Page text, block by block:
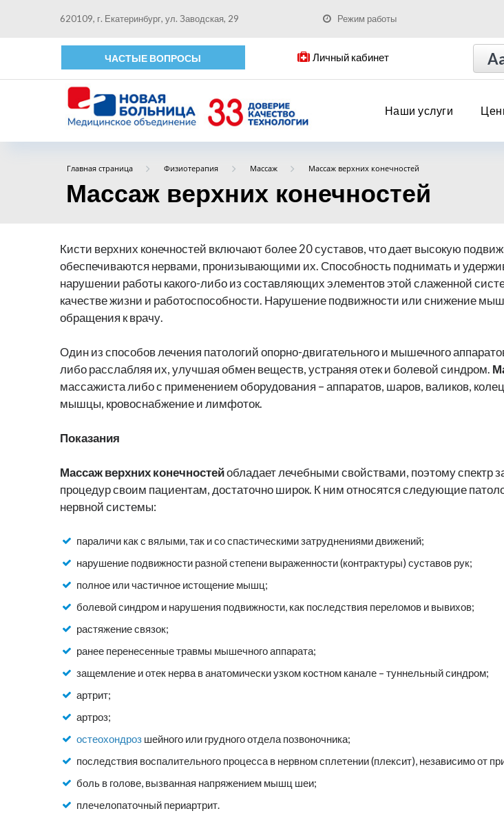
620109, г. Екатеринбург, ул. Заводская, 29 Режим работы
ЧАСТЫЕ ВОПРОСЫ Личный кабинет
Наши услуги
Главная страница Физиотерапия Массаж Массаж верхних конечностей
Массаж верхних конечностей
Кисти верхних конечностей включают более 20 суставов, что дает высокую
обеспечиваются нервами, пронизывающими их. Способность поднимать и
нарушении работы какого-либо из составляющих элементов этой слаженной
качестве жизни и работоспособности. Нарушение подвижности или снижение
обращения к врачу.
Один из способов лечения патологий опорно-двигательного и мышечного
либо расслабляя их, улучшая обмен веществ, устраняя отек и болевой синдром.
массажиста либо с применением оборудования – аппаратов, шаров, валиков,
мышцы, кровоснабжение и лимфоток.
Показания
Массаж верхних конечностейобладает лечебными свойствами, поэтому спектр
процедур своим пациентам, достаточно широк. К ним относятся следующие
нервной системы:
параличи как с вялыми, так и со спастическими затруднениями движений;
нарушение подвижности разной степени выраженности (контрактуры) суставов рук;
полное или частичное истощение мышц;
болевой синдром и нарушения подвижности, как последствия переломов и вывихов;
растяжение связок;
ранее перенесенные травмы мышечного аппарата;
защемление и отек нерва в анатомически узком костном канале – туннельный синдром;
артрит;
артроз;
остеохондроз шейного или грудного отдела позвоночника;
последствия воспалительного процесса в нервном сплетении (плексит), независимо от
боль в голове, вызванная напряжением мышц шеи;
плечелопаточный периартрит.